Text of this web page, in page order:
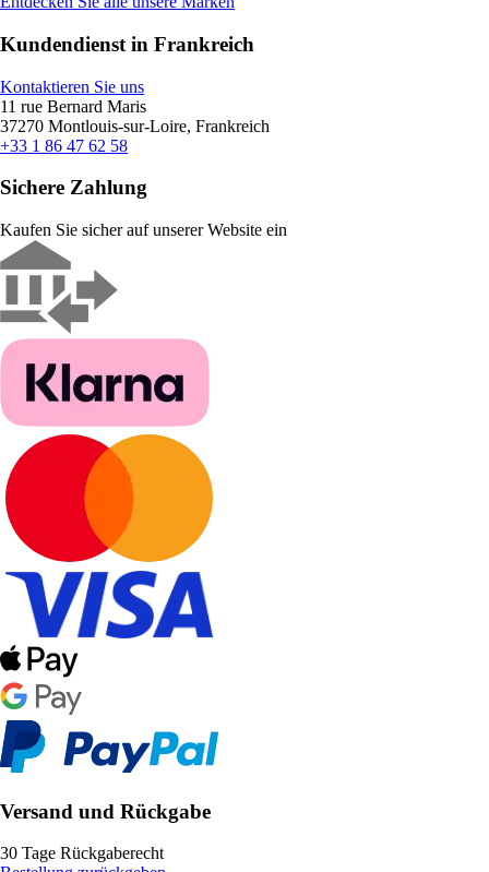
Kundendienst in Frankreich
Kontaktieren Sie uns
11 rue Bernard Maris
37270 Montlouis-sur-Loire, Frankreich
+33 1 86 47 62 58
Sichere Zahlung
Kaufen Sie sicher auf unserer Website ein
Versand und Rückgabe
30 Tage Rückgaberecht